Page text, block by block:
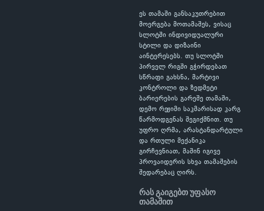
ეს თამაში განსაკუთრებით
მოერგება მოთამაშეს, ვისაც
სლოტში ინდივიდუალური
სტილი და დიზაინი
აინტერესებს. თუ სლოტში
პირველ რიგში გჭირდებათ
სწრაფი გახსნა, მარტივი
კონტროლი და ზედმეტი
ბარიერების გარეშე თამაში,
დემო რეჟიმი საკმარისად კარგ
წარმოდგენას შეგიქმნით. თუ
უფრო ღრმა, არასტანდარტული
და რთული მექანიკა
გირჩევნიათ, მაშინ იგივე
პროვაიდერის სხვა თამაშების
შედარებაც ღირს.
რას გაიგებთ უფასო
თამაშით